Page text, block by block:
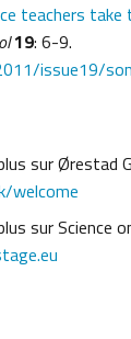
teachers
19: 6-9.
issue19/
sur Ørestad
welcome
sur Science